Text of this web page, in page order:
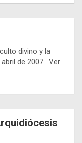
divino y la
de 2007. Ver